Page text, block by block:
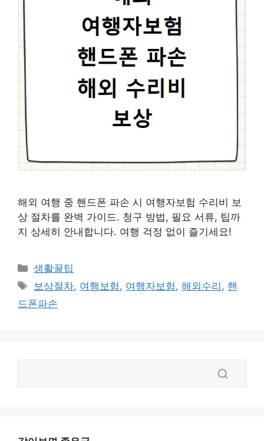
해외 여행 중 핸드폰 파손 시 여행자보험 수리비 보
상 절차를 완벽 가이드. 청구 방법, 필요 서류, 팁까
지 상세히 안내합니다. 여행 걱정 없이 즐기세요!
카
테
리
생활꿀팁
태
그
보상절차, 여행보험, 여행자보험,해외수리 , 핸
드폰파손